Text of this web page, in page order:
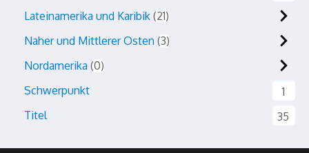
Lateinamerika und Karibik 21
Naher und Mittlerer Osten 3
Nordamerika 0
Schwerpunkt
1
Titel
35